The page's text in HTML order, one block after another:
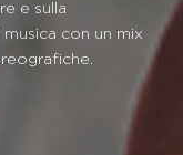
e sulla
con un mix